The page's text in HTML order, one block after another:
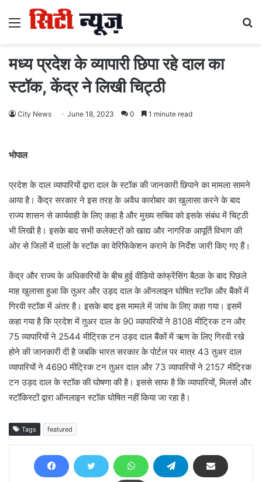
Menu
मध्य प्रदेश के व्यापारी छिपा रहे दाल का
स्टॉक, केंद्र ने लिखी चिट्ठी
City News June 18, 2023 0 1 minute read
भोपाल
प्रदेश के दाल व्यापारियों द्वारा दाल के स्टॉक की जानकारी छिपाने का मामला सामने
आया है। केेंद्र सरकार ने इस तरह के अवैध कारोबार का खुलासा करने के बाद
राज्य शासन से कार्यवाही के लिए कहा है और मुख्य सचिव को इसके संबंध में चिट्ठी
भी लिखी है। इसके बाद सभी कलेक्टरों को खाद्य और नागरिक आपूर्ति विभाग की
ओर से जिलों में दालों के स्टॉक का वेरिफिकेशन कराने के निर्देश जारी किए गए हैं।
केंद्र और राज्य के अधिकारियों के बीच हुई वीडियो कांफ्रेंसिंग बैठक के बाद पिछले
माह खुलासा हुआ कि तुअर और उड़द दाल के ऑनलाइन घोषित स्टॉक और बैंकों में
गिरवी स्टॉक में अंतर है। इसके बाद इस मामले में जांच के लिए कहा गया। इसमें
कहा गया है कि प्रदेश में तुअर दाल के 90 व्यापारियों ने 8108 मीट्रिक टन और
75 व्यापारियों ने 2544 मीट्रिक टन उड़द दाल बैंकों में ऋण के लिए गिरवी रखे
होने की जानकारी दी है जबकि भारत सरकार के पोर्टल पर मात्र 43 तुअर दाल
व्यापारियों ने 4690 मीट्रिक टन तुअर दाल और 73 व्यापारियों ने 2157 मीट्रिक
टन उड़द दाल के स्टॉक की घोषणा की है। इससे साफ है कि व्यापारियों, मिलर्स और
स्टॉकिस्टों द्वारा ऑनलाइन स्टॉक घोषित नहीं किया जा रहा है।
Tags featured